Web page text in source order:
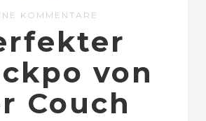
KOMMENTARE
von
Couch